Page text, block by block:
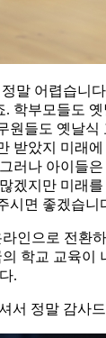
말 어렵습니
. 학부모들도
원들도 옛날식
받았지 미래
러나 아이들
겠지만 미래를
시면 좋겠습니
인으로 전환
학교 교육이
.
서 정말 감사